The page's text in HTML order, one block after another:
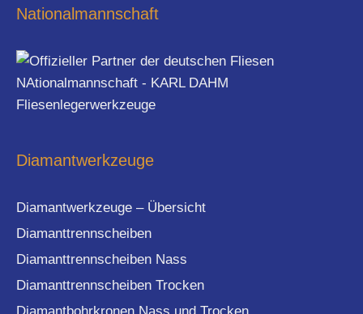
Nationalmannschaft
Diamantwerkzeuge
Diamantwerkzeuge – Übersicht
Diamanttrennscheiben
Diamanttrennscheiben Nass
Diamanttrennscheiben Trocken